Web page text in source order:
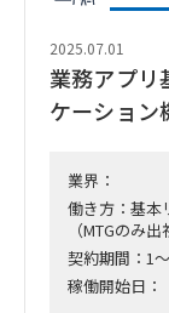
2025.07.01
業務アプリ
ケーション
業界：
働き方：基本
（MTGのみ出
契約期間：1
稼働開始日：